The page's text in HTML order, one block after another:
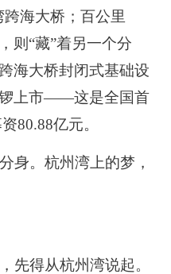
海大桥；百公里
则“藏”着另一个分
海大桥封闭式基础设
上市——这是全国首
80.88亿元。
身。杭州湾上的梦，
先得从杭州湾说起。